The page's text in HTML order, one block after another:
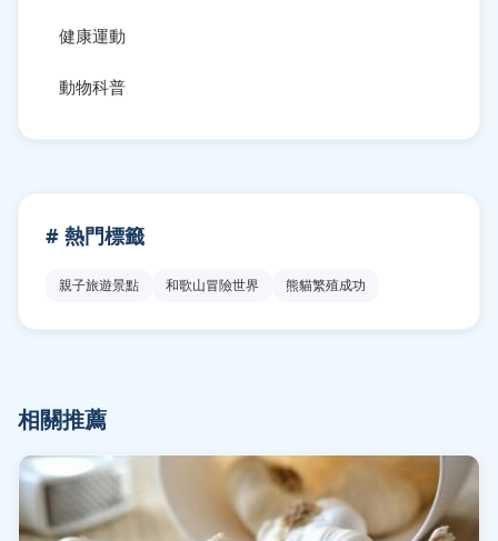
健康運動
動物科普
# 熱門標籤
親子旅遊景點 和歌山冒險世界 熊貓繁殖成功
相關推薦